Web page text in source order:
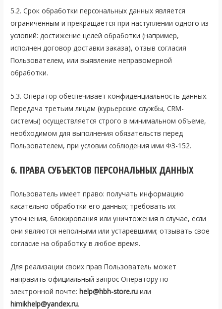
5.2. Срок обработки персональных данных является
ограниченным и прекращается при наступлении одного из
условий: достижение целей обработки (например,
исполнен договор доставки заказа), отзыв согласия
Пользователем, или выявление неправомерной
обработки.
5.3. Оператор обеспечивает конфиденциальность данных.
Передача третьим лицам (курьерские службы, CRM-
системы) осуществляется строго в минимальном объеме,
необходимом для выполнения обязательств перед
Пользователем, при условии соблюдения ими ФЗ-152.
6. ПРАВА СУБЪЕКТОВ ПЕРСОНАЛЬНЫХ ДАННЫХ
Пользователь имеет право: получать информацию
касательно обработки его данных; требовать их
уточнения, блокирования или уничтожения в случае, если
они являются неполными или устаревшими; отзывать свое
согласие на обработку в любое время.
Для реализации своих прав Пользователь может
направить официальный запрос Оператору по
электронной почте:help@hbh-store.ru или
himikhelp@yandex.ru.